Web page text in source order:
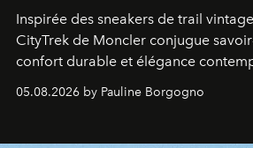
Inspirée des sneakers de trail
CityTrek de Moncler conjugue
confort durable et élégance
accompagner les explorations du
05.08.2026 by Pauline Borgogno